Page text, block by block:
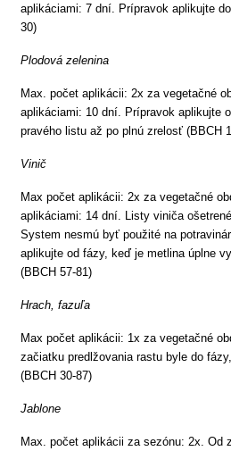
aplikáciami: 7 dní. Prípravok aplikujte
30)
Plodová zelenina
Max. počet aplikácii: 2x za vegetačné
aplikáciami: 10 dní. Prípravok aplikujte
pravého listu až po plnú zrelosť (BBCH
Vinič
Max počet aplikácii: 2x za vegetačné
aplikáciami: 14 dní. Listy viniča
System nesmú byť použité na
aplikujte od fázy, keď je metlina úplne
(BBCH 57-81)
Hrach, fazuľa
Max počet aplikácii: 1x za vegetačné
začiatku predlžovania rastu byle do
(BBCH 30-87)
Jablone
Max. počet aplikácii za sezónu: 2x. Od